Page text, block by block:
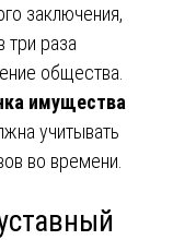
заключения,
три раза
общества.
имущества
учитывать
во времени.